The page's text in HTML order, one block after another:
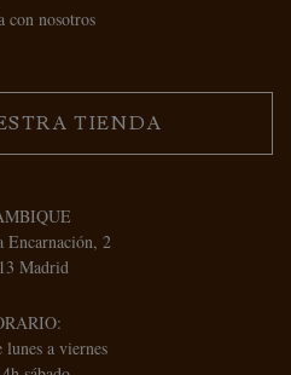
con nosotros
TIENDA
Encarnación, 2
Madrid
lunes a viernes